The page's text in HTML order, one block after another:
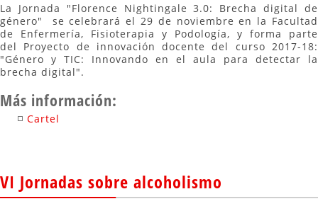
La Jornada "Florence Nightingale 3.0: Brecha digital de
género" se celebrará el 29 de noviembre en la Facultad
de Enfermería, Fisioterapia y Podología, y forma parte
del Proyecto de innovación docente del curso 2017-18:
"Género y TIC: Innovando en el aula para detectar la
brecha digital".
Más información:
Cartel
VI Jornadas sobre alcoholismo